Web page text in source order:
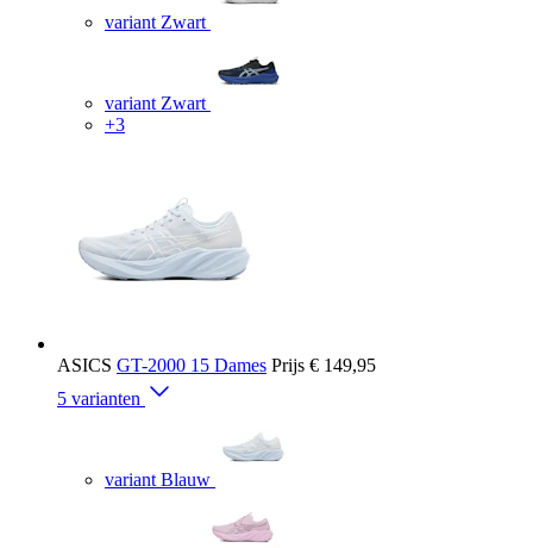
variant Zwart
variant Zwart
+3
ASICS GT-2000 15 Dames Prijs € 149,95
5 varianten
variant Blauw